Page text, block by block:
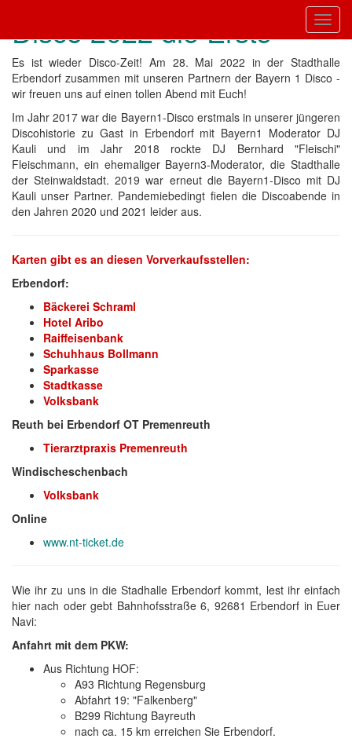
Disco 2022 die Erste
Es ist wieder Disco-Zeit! Am 28. Mai 2022 in der Stadthalle
Erbendorf zusammen mit unseren Partnern der Bayern 1 Disco -
wir freuen uns auf einen tollen Abend mit Euch!
Im Jahr 2017 war die Bayern1-Disco erstmals in unserer jüngeren
Discohistorie zu Gast in Erbendorf mit Bayern1 Moderator DJ
Kauli und im Jahr 2018 rockte DJ Bernhard "Fleischi"
Fleischmann, ein ehemaliger Bayern3-Moderator, die Stadthalle
der Steinwaldstadt. 2019 war erneut die Bayern1-Disco mit DJ
Kauli unser Partner. Pandemiebedingt fielen die Discoabende in
den Jahren 2020 und 2021 leider aus.
Karten gibt es an diesen Vorverkaufsstellen:
Erbendorf:
Bäckerei Schraml
Hotel Aribo
Raiffeisenbank
Schuhhaus Bollmann
Sparkasse
Stadtkasse
Volksbank
Reuth bei Erbendorf OT Premenreuth
Tierarztpraxis Premenreuth
Windischeschenbach
Volksbank
Online
www.nt-ticket.de
Wie ihr zu uns in die Stadhalle Erbendorf kommt, lest ihr einfach
hier nach oder gebt Bahnhofsstraße 6, 92681 Erbendorf in Euer
Navi:
Anfahrt mit dem PKW:
Aus Richtung HOF:
A93 Richtung Regensburg
Abfahrt 19: "Falkenberg"
B299 Richtung Bayreuth
nach ca. 15 km erreichen Sie Erbendorf.